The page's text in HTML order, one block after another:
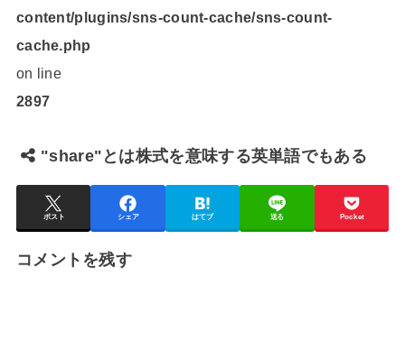
content/plugins/sns-count-cache/sns-count-
cache.php
on line
2897
"share"とは株式を意味する英単語でもある
ポスト シェア はてブ 送る Pocket
コメントを残す